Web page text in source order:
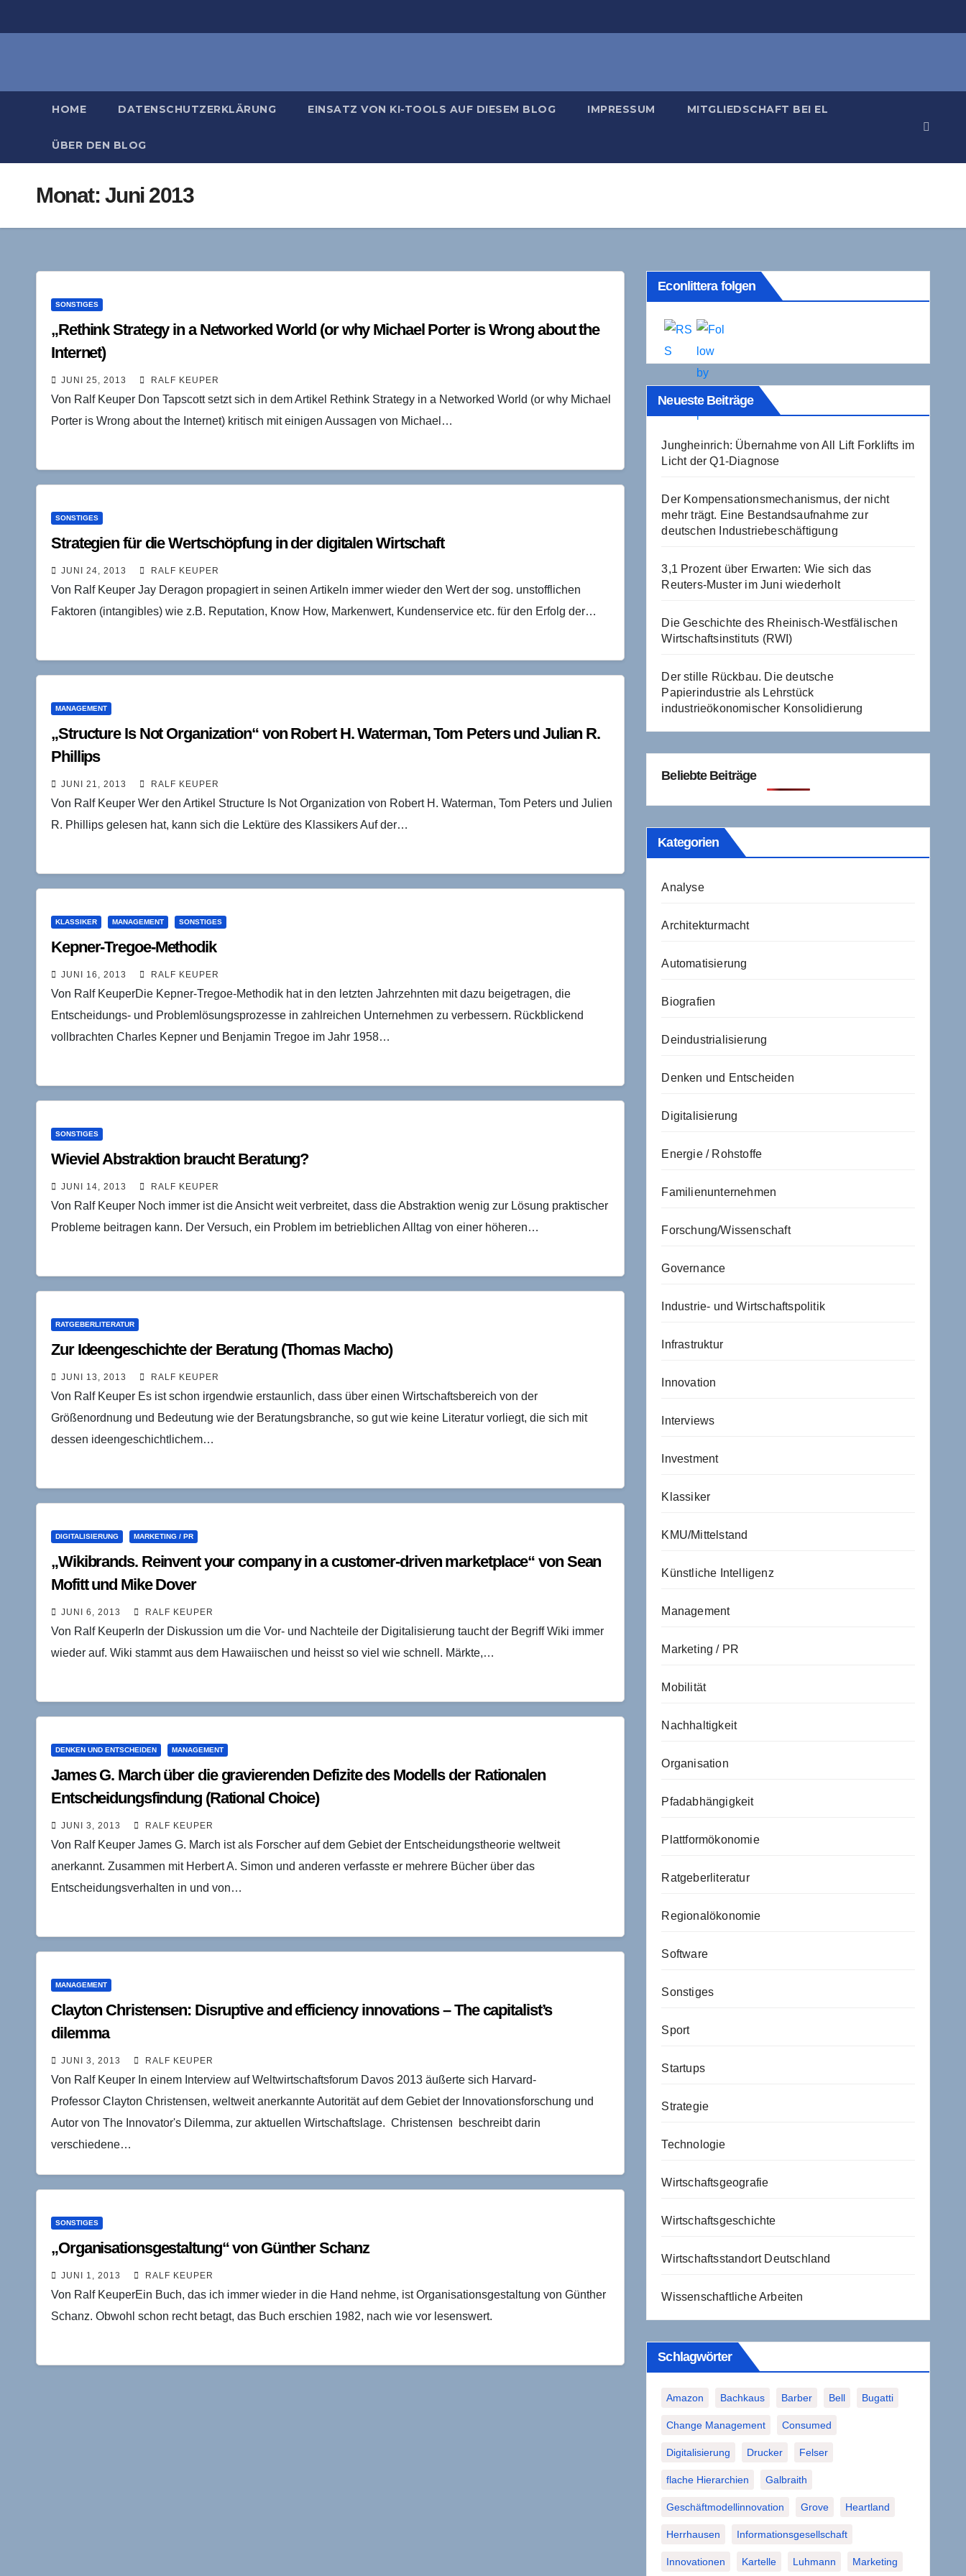
Inhalt
HOME DATENSCHUTZERKLÄRUNG EINSATZ VON KI-TOOLS AUF DIESEM BLOG IMPRESSUM MITGLIEDSCHAFT BEI EL
ÜBER DEN BLOG
Monat: Juni 2013
SONSTIGES
„Rethink Strategy in a Networked World (or why Michael Porter is Wrong about the
Internet)
JUNI 25, 2013 RALF KEUPER
Von Ralf Keuper Don Tapscott setzt sich in dem Artikel Rethink Strategy in a Networked World (or why Michael
Porter is Wrong about the Internet) kritisch mit einigen Aussagen von Michael…
SONSTIGES
Strategien für die Wertschöpfung in der digitalen Wirtschaft
JUNI 24, 2013 RALF KEUPER
Von Ralf Keuper Jay Deragon propagiert in seinen Artikeln immer wieder den Wert der sog. unstofflichen
Faktoren (intangibles) wie z.B. Reputation, Know How, Markenwert, Kundenservice etc. für den Erfolg der…
MANAGEMENT
„Structure Is Not Organization“ von Robert H. Waterman, Tom Peters und Julian R.
Phillips
JUNI 21, 2013 RALF KEUPER
Von Ralf Keuper Wer den Artikel Structure Is Not Organization von Robert H. Waterman, Tom Peters und Julien
R. Phillips gelesen hat, kann sich die Lektüre des Klassikers Auf der…
KLASSIKER MANAGEMENT SONSTIGES
Kepner-Tregoe-Methodik
JUNI 16, 2013 RALF KEUPER
Von Ralf KeuperDie Kepner-Tregoe-Methodik hat in den letzten Jahrzehnten mit dazu beigetragen, die
Entscheidungs- und Problemlösungsprozesse in zahlreichen Unternehmen zu verbessern. Rückblickend
vollbrachten Charles Kepner und Benjamin Tregoe im Jahr 1958…
SONSTIGES
Wieviel Abstraktion braucht Beratung?
JUNI 14, 2013 RALF KEUPER
Von Ralf Keuper Noch immer ist die Ansicht weit verbreitet, dass die Abstraktion wenig zur Lösung praktischer
Probleme beitragen kann. Der Versuch, ein Problem im betrieblichen Alltag von einer höheren…
RATGEBERLITERATUR
Zur Ideengeschichte der Beratung (Thomas Macho)
JUNI 13, 2013 RALF KEUPER
Von Ralf Keuper Es ist schon irgendwie erstaunlich, dass über einen Wirtschaftsbereich von der
Größenordnung und Bedeutung wie der Beratungsbranche, so gut wie keine Literatur vorliegt, die sich mit
dessen ideengeschichtlichem…
DIGITALISIERUNG MARKETING / PR
„Wikibrands. Reinvent your company in a customer-driven marketplace“ von Sean
Mofitt und Mike Dover
JUNI 6, 2013 RALF KEUPER
Von Ralf KeuperIn der Diskussion um die Vor- und Nachteile der Digitalisierung taucht der Begriff Wiki immer
wieder auf. Wiki stammt aus dem Hawaiischen und heisst so viel wie schnell. Märkte,…
DENKEN UND ENTSCHEIDEN MANAGEMENT
James G. March über die gravierenden Defizite des Modells der Rationalen
Entscheidungsfindung (Rational Choice)
JUNI 3, 2013 RALF KEUPER
Von Ralf Keuper James G. March ist als Forscher auf dem Gebiet der Entscheidungstheorie weltweit
anerkannt. Zusammen mit Herbert A. Simon und anderen verfasste er mehrere Bücher über das
Entscheidungsverhalten in und von…
MANAGEMENT
Clayton Christensen: Disruptive and efficiency innovations – The capitalist’s
dilemma
JUNI 3, 2013 RALF KEUPER
Von Ralf Keuper In einem Interview auf Weltwirtschaftsforum Davos 2013 äußerte sich Harvard-
Professor Clayton Christensen, weltweit anerkannte Autorität auf dem Gebiet der Innovationsforschung und
Autor von The Innovator's Dilemma, zur aktuellen Wirtschaftslage. Christensen beschreibt darin
verschiedene…
SONSTIGES
„Organisationsgestaltung“ von Günther Schanz
JUNI 1, 2013 RALF KEUPER
Von Ralf KeuperEin Buch, das ich immer wieder in die Hand nehme, ist Organisationsgestaltung von Günther
Schanz. Obwohl schon recht betagt, das Buch erschien 1982, nach wie vor lesenswert.
Econlittera folgen
Neueste Beiträge
Jungheinrich: Übernahme von All Lift Forklifts im
Licht der Q1-Diagnose
Der Kompensationsmechanismus, der nicht
mehr trägt. Eine Bestandsaufnahme zur
deutschen Industriebeschäftigung
3,1 Prozent über Erwarten: Wie sich das
Reuters-Muster im Juni wiederholt
Die Geschichte des Rheinisch-Westfälischen
Wirtschaftsinstituts (RWI)
Der stille Rückbau. Die deutsche
Papierindustrie als Lehrstück
industrieökonomischer Konsolidierung
Beliebte Beiträge
Kategorien
Analyse
Architekturmacht
Automatisierung
Biografien
Deindustrialisierung
Denken und Entscheiden
Digitalisierung
Energie / Rohstoffe
Familienunternehmen
Forschung/Wissenschaft
Governance
Industrie- und Wirtschaftspolitik
Infrastruktur
Innovation
Interviews
Investment
Klassiker
KMU/Mittelstand
Künstliche Intelligenz
Management
Marketing / PR
Mobilität
Nachhaltigkeit
Organisation
Pfadabhängigkeit
Plattformökonomie
Ratgeberliteratur
Regionalökonomie
Software
Sonstiges
Sport
Startups
Strategie
Technologie
Wirtschaftsgeografie
Wirtschaftsgeschichte
Wirtschaftsstandort Deutschland
Wissenschaftliche Arbeiten
Schlagwörter
Amazon Bachkaus Barber Bell Bugatti
Change Management Consumed
Digitalisierung Drucker Felser
flache Hierarchien Galbraith
Geschäftmodellinnovation Grove Heartland
Herrhausen Informationsgesellschaft
Innovationen Kartelle Luhmann Marketing